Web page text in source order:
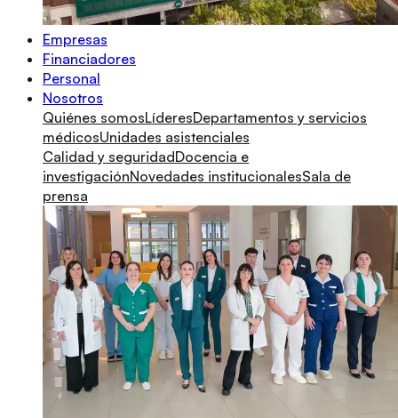
Empresas
Financiadores
Personal
Nosotros
Quiénes somosLíderesDepartamentos y servicios
médicosUnidades asistenciales
Calidad y seguridadDocencia e
investigaciónNovedades institucionalesSala de
prensa